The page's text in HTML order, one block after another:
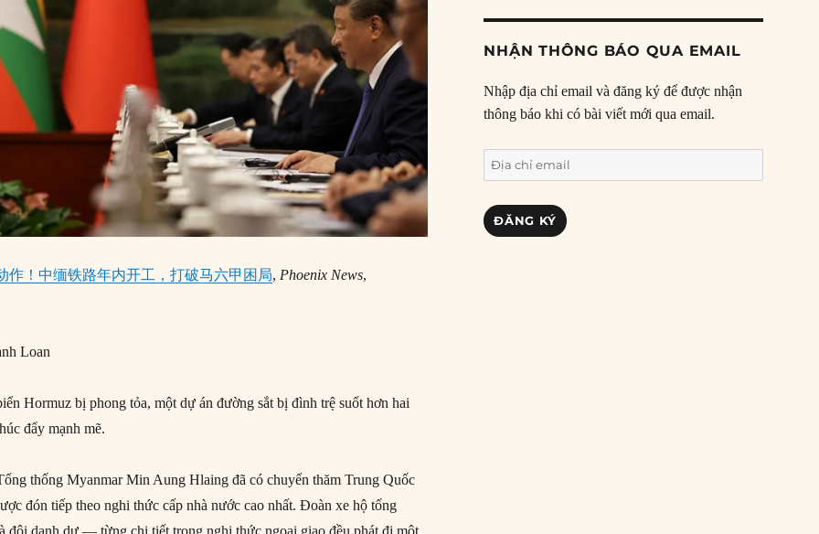
作！中缅铁路年内开工，打破马六甲困局, Phoenix News,
Loan
Hormuz bị phong tỏa, một dự án đường sắt bị đình trệ suốt hơn hai
đẩy mạnh mẽ.
thống Myanmar Min Aung Hlaing đã có chuyến thăm Trung Quốc
đón tiếp theo nghi thức cấp nhà nước cao nhất. Đoàn xe hộ tống
NHẬN THÔNG BÁO QUA EMAIL
Nhập địa chỉ email và đăng ký để được nhận
thông báo khi có bài viết mới qua email.
Địa
chỉ
email
ĐĂNG KÝ